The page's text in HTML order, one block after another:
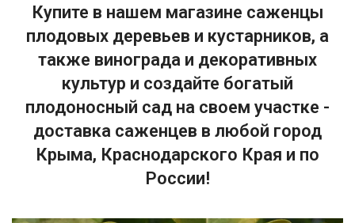
Купите в нашем магазине саженцы
плодовых деревьев и кустарников, а
также винограда и декоративных
культур и создайте богатый
плодоносный сад на своем участке -
доставка саженцев в любой город
Крыма, Краснодарского Края и по
России!